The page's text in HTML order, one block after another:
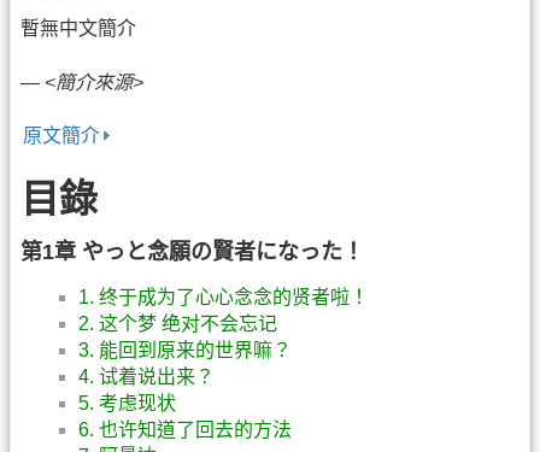
暫無中文簡介
— <簡介來源>
原文簡介
目錄
第1章 やっと念願の賢者になった！
1. 终于成为了心心念念的贤者啦！
2. 这个梦 绝对不会忘记
3. 能回到原来的世界嘛？
4. 试着说出来？
5. 考虑现状
6. 也许知道了回去的方法